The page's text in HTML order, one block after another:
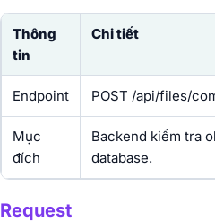
Thông
tin
Chi tiết
Endpoint POST /api/files/
Mục
đích
Backend kiểm tra
database.
Request